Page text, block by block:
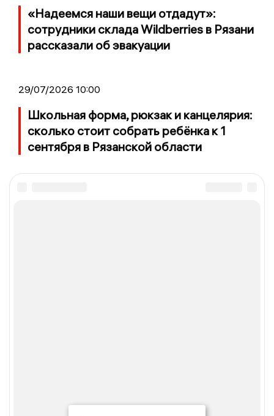
«Надеемся наши вещи отдадут»:
сотрудники склада Wildberries в Рязани
рассказали об эвакуации
29/07/2026 10:00
Школьная форма, рюкзак и канцелярия:
сколько стоит собрать ребёнка к 1
сентября в Рязанской области